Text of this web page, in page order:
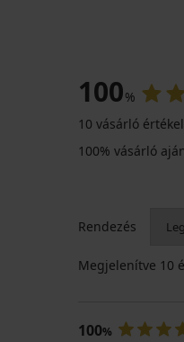
100%
10 vásárló
100% vásárló
Rendezés
Megjelenítve 10
100%